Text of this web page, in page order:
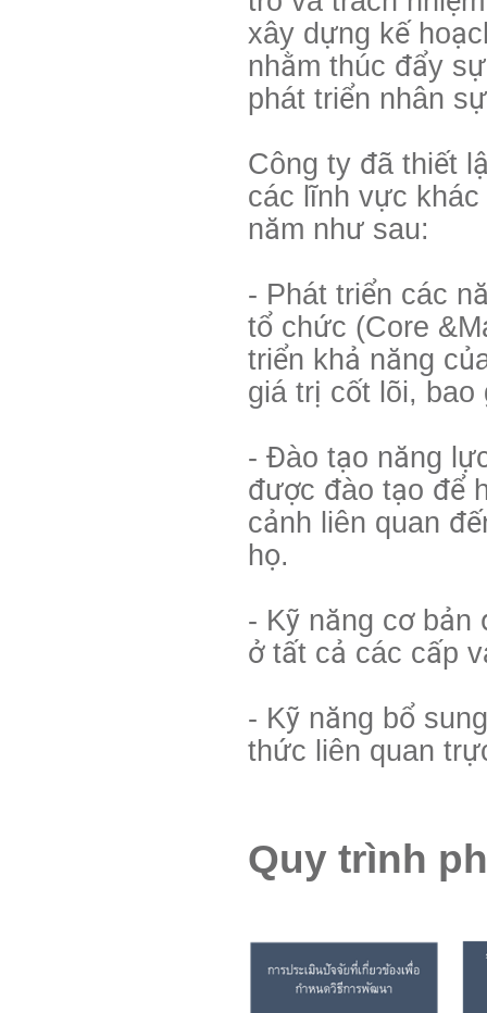
xây dựng kế
nhằm thúc đẩy
phát triển nhân
Công ty đã thiết
các lĩnh vực
năm như sau:
- Phát triển các
tổ chức (Core
triển khả năng
giá trị cốt lõi, bao
- Đào tạo năng
được đào tạo để
cảnh liên quan
họ.
- Kỹ năng cơ bản
ở tất cả các cấp
- Kỹ năng bổ
thức liên quan
Quy trình